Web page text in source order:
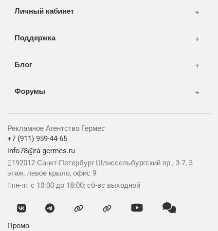
Личный кабинет
Поддержка
Блог
Форумы
Рекламное Агентство Гермес
+7 (911) 959-44-65
info78@ra-germes.ru
192012 Санкт-Петербург Шлиссельбургский пр., 3-7, 3
этаж, левое крыло, офис 9
пн-пт с 10:00 до 18:00; сб-вс выходной
Промо